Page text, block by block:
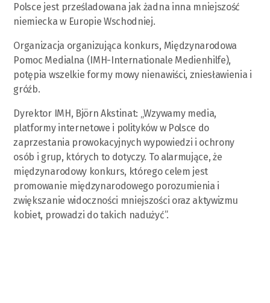
Polsce jest prześladowana jak żadna inna mniejszość
niemiecka w Europie Wschodniej.
Organizacja organizująca konkurs, Międzynarodowa
Pomoc Medialna (IMH-Internationale Medienhilfe),
potępia wszelkie formy mowy nienawiści, zniesławienia i
gróźb.
Dyrektor IMH, Björn Akstinat: „Wzywamy media,
platformy internetowe i polityków w Polsce do
zaprzestania prowokacyjnych wypowiedzi i ochrony
osób i grup, których to dotyczy. To alarmujące, że
międzynarodowy konkurs, którego celem jest
promowanie międzynarodowego porozumienia i
zwiększanie widoczności mniejszości oraz aktywizmu
kobiet, prowadzi do takich nadużyć”.